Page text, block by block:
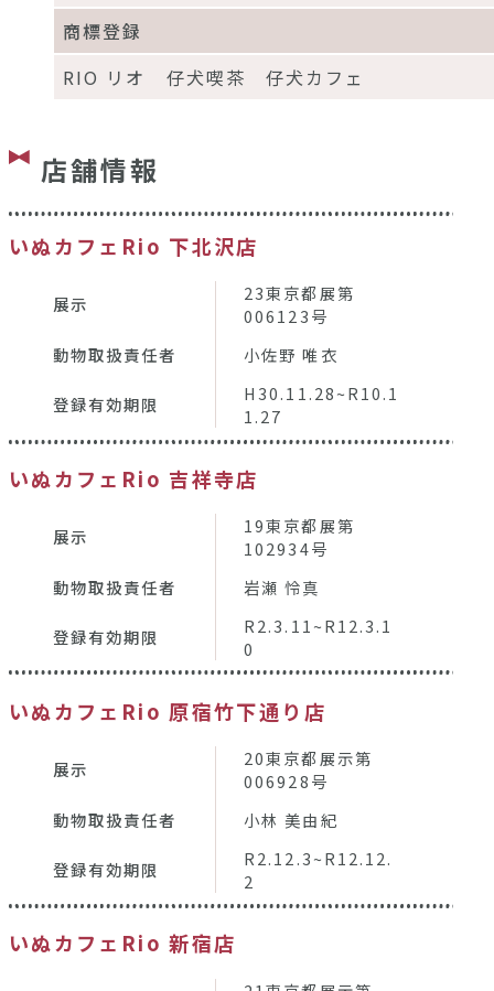
商標登録
RIO リオ 仔犬喫茶 仔犬カフェ
店舗情報
いぬカフェRio 下北沢店
展示
23東京都展第
006123号
動物取扱責任者
小佐野 唯衣
登録有効期限
H30.11.28~R10.1
1.27
いぬカフェRio 吉祥寺店
展示
19東京都展第
102934号
動物取扱責任者
岩瀬 怜真
登録有効期限
R2.3.11~R12.3.1
0
いぬカフェRio 原宿竹下通り店
展示
20東京都展示第
006928号
動物取扱責任者
小林 美由紀
登録有効期限
R2.12.3~R12.12.
2
いぬカフェRio 新宿店